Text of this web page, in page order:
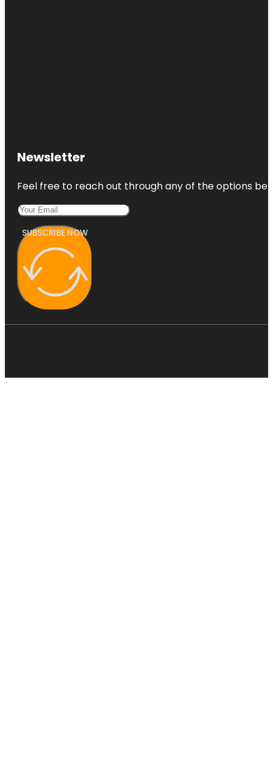
Newsletter
Feel free to reach out through any of the options
SUBSCRIBE NOW